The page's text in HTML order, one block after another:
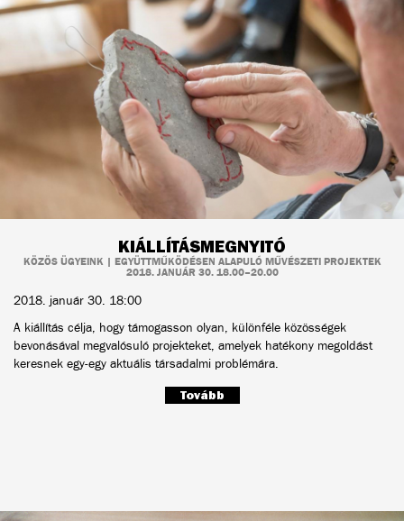
KIÁLLÍTÁSMEGNYITÓ
KÖZÖS ÜGYEINK | EGYÜTTMŰKÖDÉSEN ALAPULÓ MŰVÉSZETI PROJEKTEK
2018. JANUÁR 30. 18.00–20.00
2018. január 30. 18:00
A kiállítás célja, hogy támogasson olyan, különféle közösségek
bevonásával megvalósuló projekteket, amelyek hatékony megoldást
keresnek egy-egy aktuális társadalmi problémára.
Tovább